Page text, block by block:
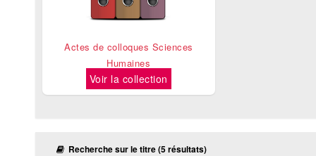
Actes de colloques Sciences
Humaines
Voir la collection
Recherche sur le titre (5 résultats)